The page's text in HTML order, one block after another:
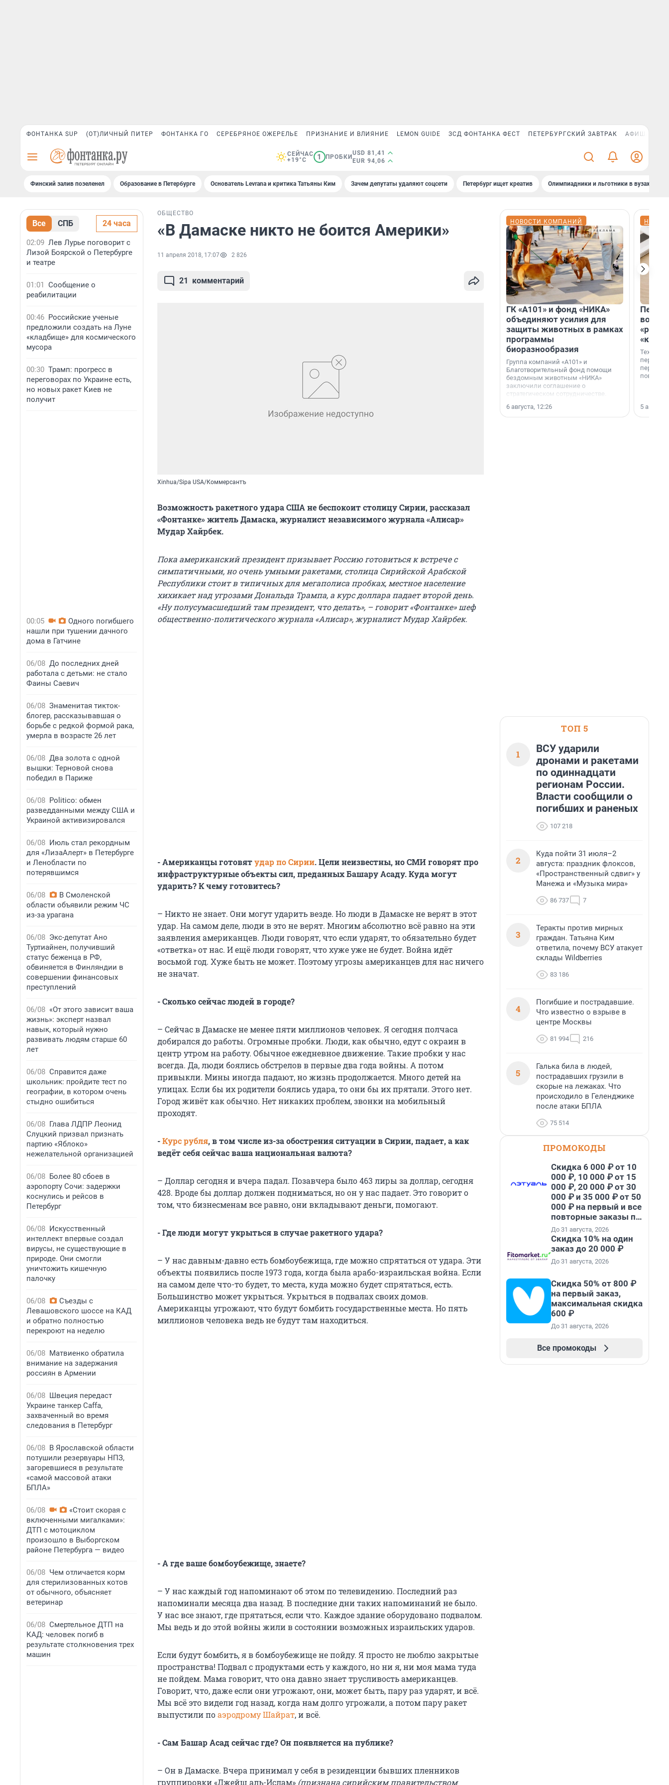
ФОНТАНКА SUP (ОТ)ЛИЧНЫЙ ПИТЕР ФОНТАНКА ГО СЕРЕБРЯНОЕ ОЖЕРЕЛЬЕ ПРИЗНАНИЕ И ВЛИЯНИЕ LEMON GUIDE ЗСД ФОНТАНКА ФЕСТ ПЕТЕРБУРГСКИЙ ЗАВТРАК АФИША PLUS
СЕЙЧАС
+19°C
1 ПРОБКИ
USD 81,41
EUR 94,06
Финский залив позеленел Образование в Петербурге Основатель Levrana и критика Татьяны Ким Зачем депутаты удаляют соцсети Петербург ищет креатив Олимпиадники и льготники в вузах СПб
Все СПБ 24 часа
02:09 Лев Лурье поговорит с
Лизой Боярской о Петербурге
и театре
01:01 Сообщение о
реабилитации
00:46 Российские ученые
предложили создать на Луне
«кладбище» для космического
мусора
00:30 Трамп: прогресс в
переговорах по Украине есть,
но новых ракет Киев не
получит
00:05
Одного погибшего
нашли при тушении дачного
дома в Гатчине
06/08 До последних дней
работала с детьми: не стало
Фаины Саевич
06/08 Знаменитая тикток-
блогер, рассказывавшая о
борьбе с редкой формой рака,
умерла в возрасте 26 лет
06/08 Два золота с одной
вышки: Терновой снова
победил в Париже
06/08 Politico: обмен
разведданными между США и
Украиной активизировался
06/08 Июль стал рекордным
для «ЛизаАлерт» в Петербурге
и Ленобласти по
потерявшимся
06/08
В Смоленской
области объявили режим ЧС
из-за урагана
06/08 Экс-депутат Ано
Туртиайнен, получивший
статус беженца в РФ,
обвиняется в Финляндии в
совершении финансовых
преступлений
06/08 «От этого зависит ваша
жизнь»: эксперт назвал
навык, который нужно
развивать людям старше 60
лет
06/08 Справится даже
школьник: пройдите тест по
географии, в котором очень
стыдно ошибиться
06/08 Глава ЛДПР Леонид
Слуцкий призвал признать
партию «Яблоко»
нежелательной организацией
06/08 Более 80 сбоев в
аэропорту Сочи: задержки
коснулись и рейсов в
Петербург
06/08 Искусственный
интеллект впервые создал
вирусы, не существующие в
природе. Они смогли
уничтожить кишечную
палочку
06/08
Съезды с
Левашовского шоссе на КАД
и обратно полностью
перекроют на неделю
06/08 Матвиенко обратила
внимание на задержания
россиян в Армении
06/08 Швеция передаст
Украине танкер Caffa,
захваченный во время
следования в Петербург
06/08 В Ярославской области
потушили резервуары НПЗ,
загоревшиеся в результате
«самой массовой атаки
БПЛА»
06/08
«Стоит скорая с
включенными мигалками»:
ДТП с мотоциклом
произошло в Выборгском
районе Петербурга — видео
06/08 Чем отличается корм
для стерилизованных котов
от обычного, объясняет
ветеринар
06/08 Смертельное ДТП на
КАД: человек погиб в
результате столкновения трех
машин
ОБЩЕСТВО
«В Дамаске никто не боится Америки»
11 апреля 2018, 17:07 2 826
21 комментарий
Xinhua/Sipa USA/Коммерсантъ
Возможность ракетного удара США не беспокоит столицу Сирии, рассказал
«Фонтанке» житель Дамаска, журналист независимого журнала «Алисар»
Мудар Хайрбек.
Пока американский президент призывает Россию готовиться к встрече с
симпатичными, но очень умными ракетами, столица Сирийской Арабской
Республики стоит в типичных для мегаполиса пробках, местное население
хихикает над угрозами Дональда Трампа, а курс доллара падает второй день.
«Ну полусумасшедший там президент, что делать», – говорит «Фонтанке» шеф
общественно-политического журнала «Алисар», журналист Мудар Хайрбек.
- Американцы готовятудар по Сирии. Цели неизвестны, но СМИ говорят про
инфраструктурные объекты сил, преданных Башару Асаду. Куда могут
ударить? К чему готовитесь?
– Никто не знает. Они могут ударить везде. Но люди в Дамаске не верят в этот
удар. На самом деле, люди в это не верят. Многим абсолютно всё равно на эти
заявления американцев. Люди говорят, что если ударят, то обязательно будет
«ответка» от нас. И ещё люди говорят, что хуже уже не будет. Война идёт
восьмой год. Хуже быть не может. Поэтому угрозы американцев для нас ничего
не значат.
- Сколько сейчас людей в городе?
– Сейчас в Дамаске не менее пяти миллионов человек. Я сегодня полчаса
добирался до работы. Огромные пробки. Люди, как обычно, едут с окраин в
центр утром на работу. Обычное ежедневное движение. Такие пробки у нас
всегда. Да, люди боялись обстрелов в первые два года войны. А потом
привыкли. Мины иногда падают, но жизнь продолжается. Много детей на
улицах. Если бы их родители боялись удара, то они бы их прятали. Этого нет.
Город живёт как обычно. Нет никаких проблем, звонки на мобильный
проходят.
-Курс рубля, в том числе из-за обострения ситуации в Сирии, падает, а как
ведёт себя сейчас ваша национальная валюта?
– Доллар сегодня и вчера падал. Позавчера было 463 лиры за доллар, сегодня
428. Вроде бы доллар должен подниматься, но он у нас падает. Это говорит о
том, что бизнесменам все равно, они вкладывают деньги, помогают.
- Где люди могут укрыться в случае ракетного удара?
– У нас давным-давно есть бомбоубежища, где можно спрятаться от удара. Эти
объекты появились после 1973 года, когда была арабо-израильская война. Если
на самом деле что-то будет, то места, куда можно будет спрятаться, есть.
Большинство может укрыться. Укрыться в подвалах своих домов.
Американцы угрожают, что будут бомбить государственные места. Но пять
миллионов человека ведь не будут там находиться.
- А где ваше бомбоубежище, знаете?
– У нас каждый год напоминают об этом по телевидению. Последний раз
напоминали месяца два назад. В последние дни таких напоминаний не было.
У нас все знают, где прятаться, если что. Каждое здание оборудовано подвалом.
Мы ведь и до этой войны жили в состоянии возможных израильских ударов.
Если будут бомбить, я в бомбоубежище не пойду. Я просто не люблю закрытые
пространства! Подвал с продуктами есть у каждого, но ни я, ни моя мама туда
не пойдем. Мама говорит, что она давно знает трусливость американцев.
Говорит, что, даже если они угрожают, они, может быть, пару раз ударят, и всё.
Мы всё это видели год назад, когда нам долго угрожали, а потом пару ракет
выпустили поаэродрому Шайрат, и всё.
- Сам Башар Асад сейчас где? Он появляется на публике?
– Он в Дамаске. Вчера принимал у себя в резиденции бывших пленников
группировки «Джейш аль-Ислам» (признана сирийским правительством
НОВОСТИ КОМПАНИЙ
ГК «А101» и фонд «НИКА»
объединяют усилия для
защиты животных в рамках
программы
биоразнообразия
Группа компаний «А101» и
Благотворительный фонд помощи
бездомным животным «НИКА»
заключили соглашение о
стратегическом сотрудничестве.
6 августа, 12:26
5
ТОП 5
1
ВСУ ударили
дронами и ракетами
по одиннадцати
регионам России.
Власти сообщили о
погибших и раненых
107 218
2
Куда пойти 31 июля–2
августа: праздник флоксов,
«Пространственный сдвиг» у
Манежа и «Музыка мира»
86 737 7
3
Теракты против мирных
граждан. Татьяна Ким
ответила, почему ВСУ атакует
склады Wildberries
83 186
4
Погибшие и пострадавшие.
Что известно о взрыве в
центре Москвы
81 994 216
5
Галька била в людей,
пострадавших грузили в
скорые на лежаках. Что
происходило в Геленджике
после атаки БПЛА
75 514
ПРОМОКОДЫ
Скидка 6 000 ₽ от 10
000 ₽, 10 000 ₽ от 15
000 ₽, 20 000 ₽ от 30
000 ₽ и 35 000 ₽ от 50
000 ₽ на первый и все
повторные заказы по
промокоду НАБЕРИ
До 31 августа, 2026
Скидка 10% на один
заказ до 20 000 ₽
До 31 августа, 2026
Скидка 50% от 800 ₽
на первый заказ,
максимальная скидка
600 ₽
До 31 августа, 2026
Все промокоды